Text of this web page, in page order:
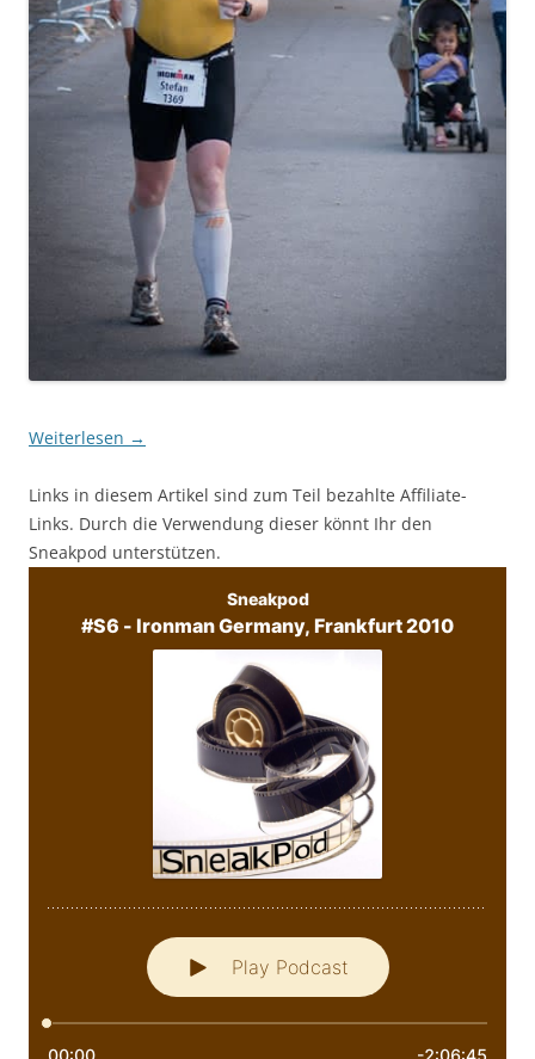
Weiterlesen →
Links in diesem Artikel sind zum Teil bezahlte Affiliate-
Links. Durch die Verwendung dieser könnt Ihr den
Sneakpod unterstützen.